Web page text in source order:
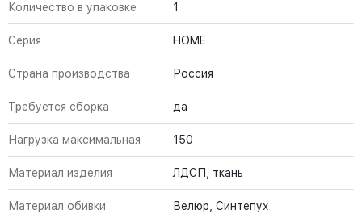
Количество в упаковке 1
Серия HOME
Страна производства Россия
Требуется сборка да
Нагрузка максимальная 150
Материал изделия ЛДСП, ткань
Материал обивки Велюр, Синтепух